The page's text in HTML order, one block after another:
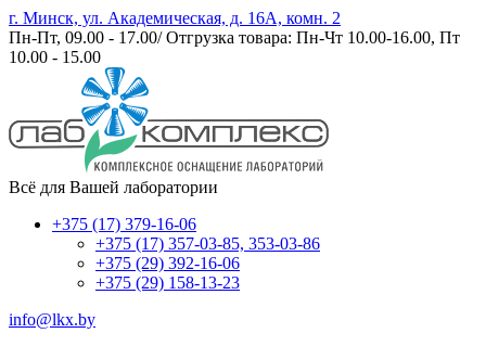
г. Минск, ул. Академическая, д. 16А, комн. 2
Пн-Пт, 09.00 - 17.00/ Отгрузка товара: Пн-Чт 10.00-16.00, Пт
10.00 - 15.00
Всё для Вашей лаборатории
+375 (17) 379-16-06
+375 (17) 357-03-85, 353-03-86
+375 (29) 392-16-06
+375 (29) 158-13-23
info@lkx.by